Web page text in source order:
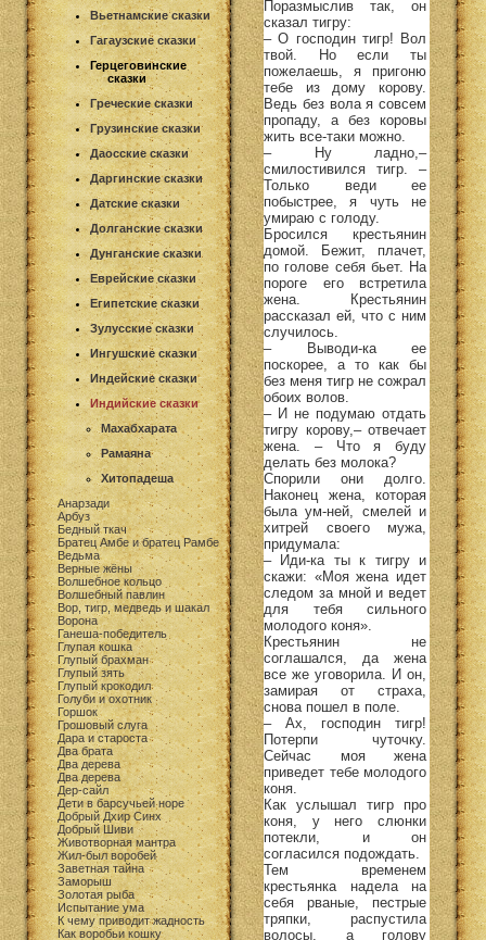
Вьетнамские сказки
Гагаузские сказки
Герцеговинские
сказки
Греческие сказки
Грузинские сказки
Даосские сказки
Даргинские сказки
Датские сказки
Долганские сказки
Дунганские сказки
Еврейские сказки
Египетские сказки
Зулусские сказки
Ингушские сказки
Индейские сказки
Индийские сказки
Махабхарата
Рамаяна
Хитопадеша
Анарзади
Арбуз
Бедный ткач
Братец Амбе и братец Рамбе
Ведьма
Верные жёны
Волшебное кольцо
Волшебный павлин
Вор, тигр, медведь и шакал
Ворона
Ганеша-победитель
Глупая кошка
Глупый брахман
Глупый зять
Глупый крокодил
Голуби и охотник
Горшок
Грошовый слуга
Дара и староста
Два брата
Два дерева
Два дерева
Дер-сайл
Дети в барсучьей норе
Добрый Дхир Синх
Добрый Шиви
Животворная мантра
Жил-был воробей
Заветная тайна
Заморыш
Золотая рыба
Испытание ума
К чему приводит жадность
Как воробьи кошку
Поразмыслив так, он
сказал тигру:
– О господин тигр! Вол
твой. Но если ты
пожелаешь, я пригоню
тебе из дому корову.
Ведь без вола я совсем
пропаду, а без коровы
жить все-таки можно.
– Ну ладно,–
смилостивился тигр. –
Только веди ее
побыстрее, я чуть не
умираю с голоду.
Бросился крестьянин
домой. Бежит, плачет,
по голове себя бьет. На
пороге его встретила
жена. Крестьянин
рассказал ей, что с ним
случилось.
– Выводи-ка ее
поскорее, а то как бы
без меня тигр не сожрал
обоих волов.
– И не подумаю отдать
тигру корову,– отвечает
жена. – Что я буду
делать без молока?
Спорили они долго.
Наконец жена, которая
была ум-ней, смелей и
хитрей своего мужа,
придумала:
– Иди-ка ты к тигру и
скажи: «Моя жена идет
следом за мной и ведет
для тебя сильного
молодого коня».
Крестьянин не
соглашался, да жена
все же уговорила. И он,
замирая от страха,
снова пошел в поле.
– Ах, господин тигр!
Потерпи чуточку.
Сейчас моя жена
приведет тебе молодого
коня.
Как услышал тигр про
коня, у него слюнки
потекли, и он
согласился подождать.
Тем временем
крестьянка надела на
себя рваные, пестрые
тряпки, распустила
волосы, а голову